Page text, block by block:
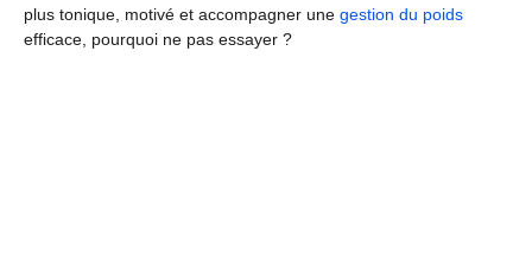
plus tonique, motivé et accompagner une gestion du poids
efficace, pourquoi ne pas essayer ?